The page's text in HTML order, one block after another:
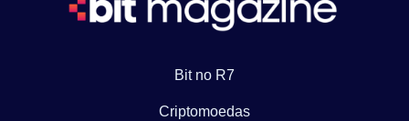
Bit no R7
Criptomoedas